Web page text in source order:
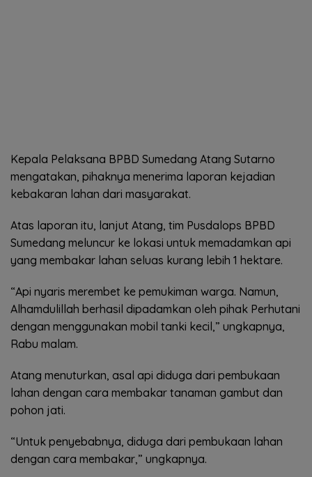
Kepala Pelaksana BPBD Sumedang Atang Sutarno
mengatakan, pihaknya menerima laporan kejadian
kebakaran lahan dari masyarakat.
Atas laporan itu, lanjut Atang, tim Pusdalops BPBD
Sumedang meluncur ke lokasi untuk memadamkan api
yang membakar lahan seluas kurang lebih 1 hektare.
“Api nyaris merembet ke pemukiman warga. Namun,
Alhamdulillah berhasil dipadamkan oleh pihak Perhutani
dengan menggunakan mobil tanki kecil,” ungkapnya,
Rabu malam.
Atang menuturkan, asal api diduga dari pembukaan
lahan dengan cara membakar tanaman gambut dan
pohon jati.
“Untuk penyebabnya, diduga dari pembukaan lahan
dengan cara membakar,” ungkapnya.